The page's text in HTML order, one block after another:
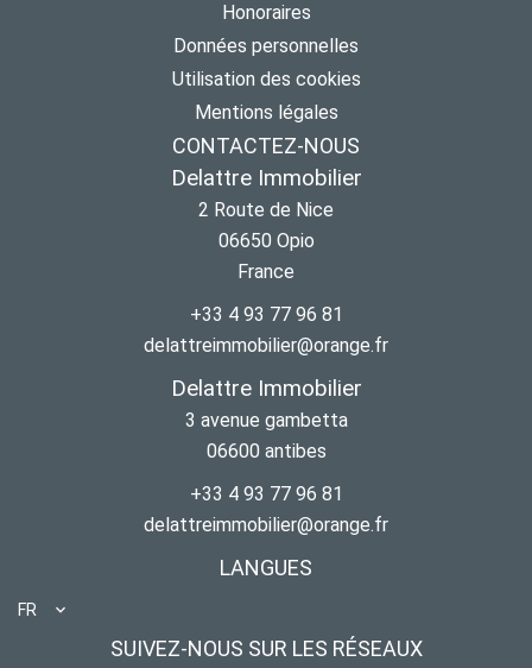
Honoraires
Données personnelles
Utilisation des cookies
Mentions légales
CONTACTEZ-NOUS
Delattre Immobilier
2 Route de Nice
06650 Opio
France
+33 4 93 77 96 81
delattreimmobilier@orange.fr
Delattre Immobilier
3 avenue gambetta
06600 antibes
+33 4 93 77 96 81
delattreimmobilier@orange.fr
LANGUES
FR
SUIVEZ-NOUS SUR LES RÉSEAUX